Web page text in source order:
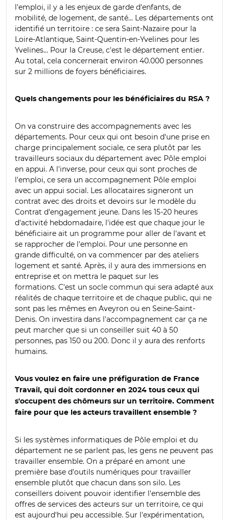
l'emploi, il y a les enjeux de garde d'enfants, de
mobilité, de logement, de santé... Les départements ont
identifié un territoire : ce sera Saint-Nazaire pour la
Loire-Atlantique, Saint-Quentin-en-Yvelines pour les
Yvelines... Pour la Creuse, c'est le département entier.
Au total, cela concernerait environ 40.000 personnes
sur 2 millions de foyers bénéficiaires.
Quels changements pour les bénéficiaires du RSA ?
On va construire des accompagnements avec les
départements. Pour ceux qui ont besoin d'une prise en
charge principalement sociale, ce sera plutôt par les
travailleurs sociaux du département avec Pôle emploi
en appui. A l'inverse, pour ceux qui sont proches de
l'emploi, ce sera un accompagnement Pôle emploi
avec un appui social. Les allocataires signeront un
contrat avec des droits et devoirs sur le modèle du
Contrat d'engagement jeune. Dans les 15-20 heures
d'activité hebdomadaire, l'idée est que chaque jour le
bénéficiaire ait un programme pour aller de l'avant et
se rapprocher de l'emploi. Pour une personne en
grande difficulté, on va commencer par des ateliers
logement et santé. Après, il y aura des immersions en
entreprise et on mettra le paquet sur les
formations. C'est un socle commun qui sera adapté aux
réalités de chaque territoire et de chaque public, qui ne
sont pas les mêmes en Aveyron ou en Seine-Saint-
Denis. On investira dans l'accompagnement car ça ne
peut marcher que si un conseiller suit 40 à 50
personnes, pas 150 ou 200. Donc il y aura des renforts
humains.
Vous voulez en faire une préfiguration de France
Travail, qui doit cordonner en 2024 tous ceux qui
s'occupent des chômeurs sur un territoire. Comment
faire pour que les acteurs travaillent ensemble ?
Si les systèmes informatiques de Pôle emploi et du
département ne se parlent pas, les gens ne peuvent pas
travailler ensemble. On a préparé en amont une
première base d'outils numériques pour travailler
ensemble plutôt que chacun dans son silo. Les
conseillers doivent pouvoir identifier l'ensemble des
offres de services des acteurs sur un territoire, ce qui
est aujourd'hui peu accessible. Sur l'expérimentation,